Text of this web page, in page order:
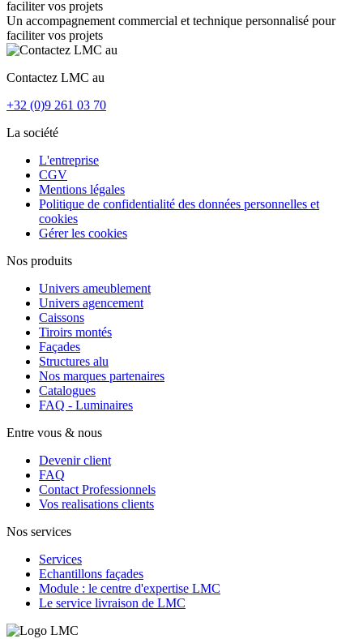
Un accompagnement commercial et technique personnalisé pour
faciliter vos projets
Contactez LMC au
+32 (0)9 261 03 70
La société
L'entreprise
CGV
Mentions légales
Politique de confidentialité des données personnelles et
cookies
Gérer les cookies
Nos produits
Univers ameublement
Univers agencement
Caissons
Tiroirs montés
Façades
Structures alu
Nos marques partenaires
Catalogues
FAQ - Luminaires
Entre vous & nous
Devenir client
FAQ
Contact Professionnels
Vos realisations clients
Nos services
Services
Echantillons façades
Module : le centre d'expertise LMC
Le service livraison de LMC